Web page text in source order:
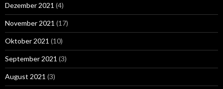
Dezember 2021 (4)
November 2021 (17)
Oktober 2021 (10)
September 2021 (3)
August 2021 (3)